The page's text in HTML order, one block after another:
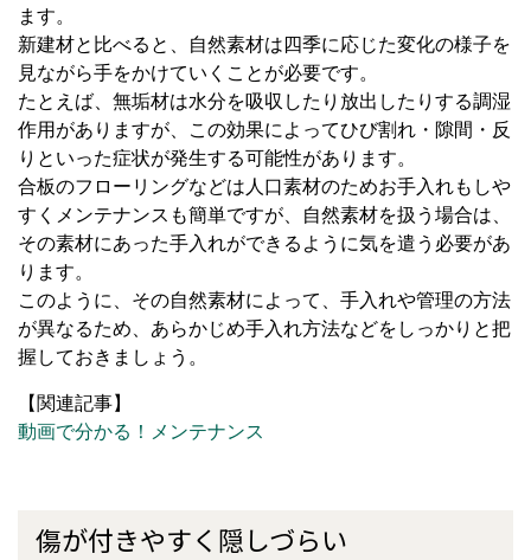
ます。
新建材と比べると、自然素材は四季に応じた変化の様子を
見ながら手をかけていくことが必要です。
たとえば、無垢材は水分を吸収したり放出したりする調湿
作用がありますが、この効果によってひび割れ・隙間・反
りといった症状が発生する可能性があります。
合板のフローリングなどは人口素材のためお手入れもしや
すくメンテナンスも簡単ですが、自然素材を扱う場合は、
その素材にあった手入れができるように気を遣う必要があ
ります。
このように、その自然素材によって、手入れや管理の方法
が異なるため、あらかじめ手入れ方法などをしっかりと把
握しておきましょう。
【関連記事】
動画で分かる！メンテナンス
傷が付きやすく隠しづらい